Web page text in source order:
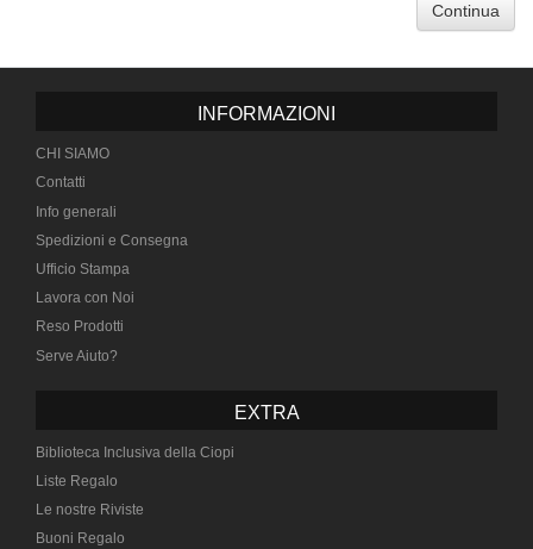
Continua
INFORMAZIONI
CHI SIAMO
Contatti
Info generali
Spedizioni e Consegna
Ufficio Stampa
Lavora con Noi
Reso Prodotti
Serve Aiuto?
EXTRA
Biblioteca Inclusiva della Ciopi
Liste Regalo
Le nostre Riviste
Buoni Regalo